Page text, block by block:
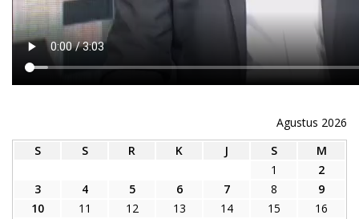
Agustus 2026
S
S R K J S
M
1
2
3
4 5 6 7 8
9
10
11 12 13 14 15
16